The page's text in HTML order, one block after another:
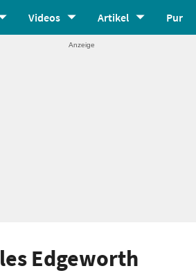
Videos Artikel Pur
Edgeworth